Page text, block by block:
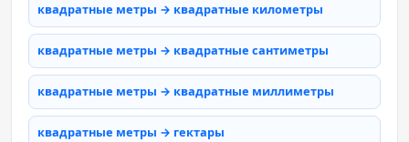
квадратные метры → квадратные километры
квадратные метры → квадратные сантиметры
квадратные метры → квадратные миллиметры
квадратные метры → гектары